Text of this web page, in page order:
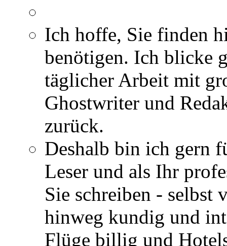
Ich hoffe, Sie finden
benötigen. Ich blicke
täglicher Arbeit mit
Ghostwriter und
zurück.
Deshalb bin ich gern
Leser und als Ihr
Sie schreiben - selbst
hinweg kundig und
Flüge billig und